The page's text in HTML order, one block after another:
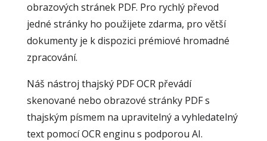
obrazových stránek PDF. Pro rychlý převod
jedné stránky ho použijete zdarma, pro větší
dokumenty je k dispozici prémiové hromadné
zpracování.
Náš nástroj thajský PDF OCR převádí
skenované nebo obrazové stránky PDF s
thajským písmem na upravitelný a vyhledatelný
text pomocí OCR enginu s podporou AI.